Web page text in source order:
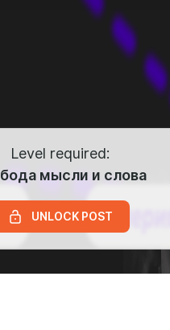
Level required:
мысли и слова
UNLOCK POST